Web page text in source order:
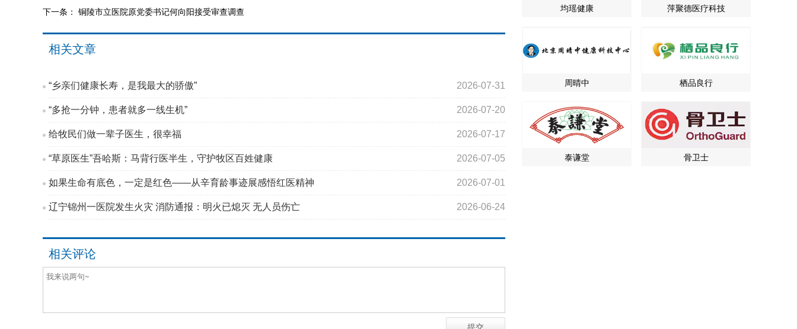
下一条： 铜陵市立医院原党委书记何向阳接受审查调查
相关文章
“乡亲们健康长寿，是我最大的骄傲” 2026-07-31
“多抢一分钟，患者就多一线生机” 2026-07-20
给牧民们做一辈子医生，很幸福 2026-07-17
“草原医生”吾哈斯：马背行医半生，守护牧区百姓健康 2026-07-05
如果生命有底色，一定是红色——从辛育龄事迹展感悟红医精神 2026-07-01
辽宁锦州一医院发生火灾 消防通报：明火已熄灭 无人员伤亡 2026-06-24
相关评论
均瑶健康 萍聚德医疗科技
周晴中 栖品良行
泰谦堂 骨卫士